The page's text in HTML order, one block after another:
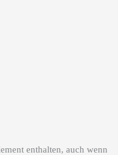
enthalten, auch wenn